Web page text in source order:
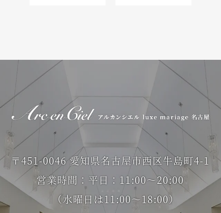
〒451-0046 愛知県名古屋市西区牛島町4-1
営業時間：平日：11:00～20:00
（水曜日は11:00～18:00）